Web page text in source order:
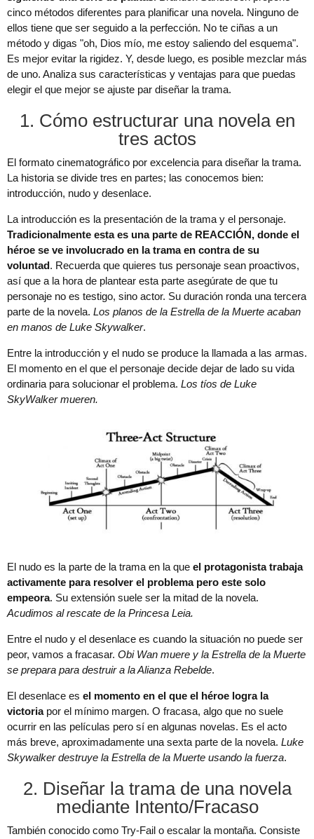
cinco métodos diferentes para planificar una novela. Ninguno de
ellos tiene que ser seguido a la perfección. No te ciñas a un
método y digas "oh, Dios mío, me estoy saliendo del esquema".
Es mejor evitar la rigidez. Y, desde luego, es posible mezclar más
de uno. Analiza sus características y ventajas para que puedas
elegir el que mejor se ajuste par diseñar la trama.
1. Cómo estructurar una novela en
tres actos
El formato cinematográfico por excelencia para diseñar la trama.
La historia se divide tres en partes; las conocemos bien:
introducción, nudo y desenlace.
La introducción es la presentación de la trama y el personaje.
Tradicionalmente esta es una parte de REACCIÓN, donde el
héroe se ve involucrado en la trama en contra de su
voluntad. Recuerda que quieres tus personaje sean proactivos,
así que a la hora de plantear esta parte asegúrate de que tu
personaje no es testigo, sino actor. Su duración ronda una tercera
parte de la novela. Los planos de la Estrella de la Muerte acaban
en manos de Luke Skywalker.
Entre la introducción y el nudo se produce la llamada a las armas.
El momento en el que el personaje decide dejar de lado su vida
ordinaria para solucionar el problema. Los tíos de Luke
SkyWalker mueren.
El nudo es la parte de la trama en la que el protagonista trabaja
activamente para resolver el problema pero este solo
empeora. Su extensión suele ser la mitad de la novela.
Acudimos al rescate de la Princesa Leia.
Entre el nudo y el desenlace es cuando la situación no puede ser
peor, vamos a fracasar. Obi Wan muere y la Estrella de la Muerte
se prepara para destruir a la Alianza Rebelde.
El desenlace es el momento en el que el héroe logra la
victoriapor el mínimo margen. O fracasa, algo que no suele
ocurrir en las películas pero sí en algunas novelas. Es el acto
más breve, aproximadamente una sexta parte de la novela. Luke
Skywalker destruye la Estrella de la Muerte usando la fuerza.
2. Diseñar la trama de una novela
mediante Intento/Fracaso
También conocido como Try-Fail o escalar la montaña. Consiste